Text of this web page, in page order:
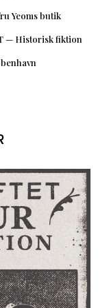
Yeoms butik
— Historisk fiktion